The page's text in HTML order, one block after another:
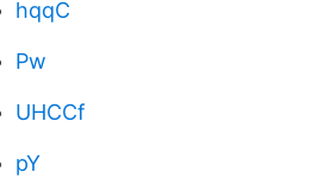
hqqC
Pw
UHCCf
pY